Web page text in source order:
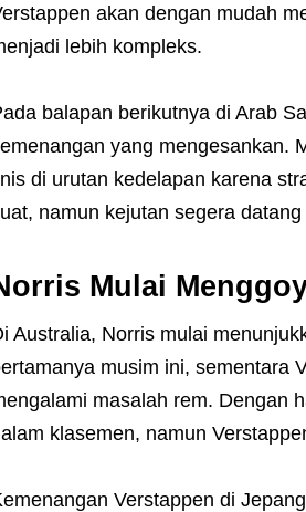
akan dengan mudah
lebih kompleks.
balapan berikutnya di Arab
yang mengesankan.
di urutan kedelapan karena
namun kejutan segera
Mulai
Australia, Norris mulai
musim ini, sementara
masalah rem. Dengan
klasemen, namun
Verstappen di